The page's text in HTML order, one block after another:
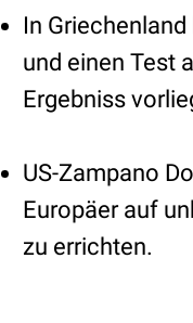
In
und einen Test
Ergebniss
US-Zampano
Europäer auf
zu errichten.